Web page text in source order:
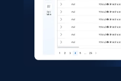
Product name, Description,
price, Currency, In stock,
eCommerce